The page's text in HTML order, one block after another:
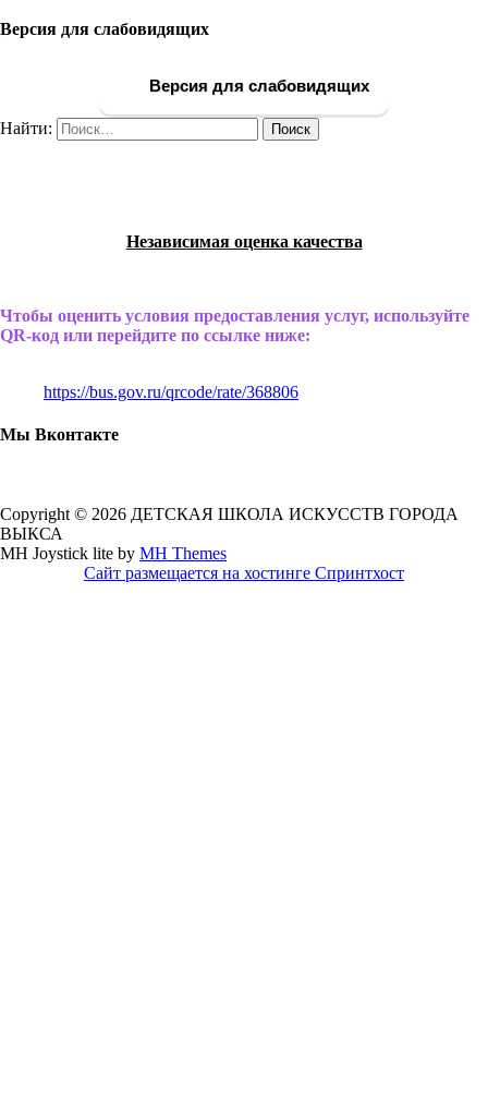
Версия для слабовидящих
Версия для слабовидящих
Найти:
Независимая оценка качества
Чтобы оценить условия предоставления услуг, используйте
QR-код или перейдите по ссылке ниже:
https://bus.gov.ru/qrcode/rate/368806
Мы Вконтакте
Copyright © 2026 ДЕТСКАЯ ШКОЛА ИСКУССТВ ГОРОДА
ВЫКСА
MH Joystick lite by MH Themes
Сайт размещается на хостинге Спринтхост